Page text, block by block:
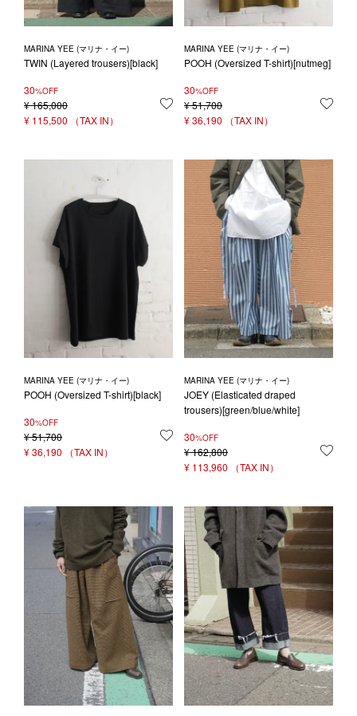
MARINA YEE (マリナ・イー)
TWIN (Layered trousers)[black]
30%OFF
¥165,000
¥ 115,500
お気に入りに登録する
MARINA YEE (マリナ・イー)
POOH (Oversized T-shirt)[nutmeg]
30%OFF
¥51,700
¥36,190
MARINA YEE (マリナ・イー)
POOH (Oversized T-shirt)[black]
30%OFF
¥51,700
¥36,190
お気に入りに登録する
MARINA YEE (マリナ・イー)
JOEY (Elasticated draped
trousers)[green/blue/white]
30%OFF
¥162,800
¥ 113,960